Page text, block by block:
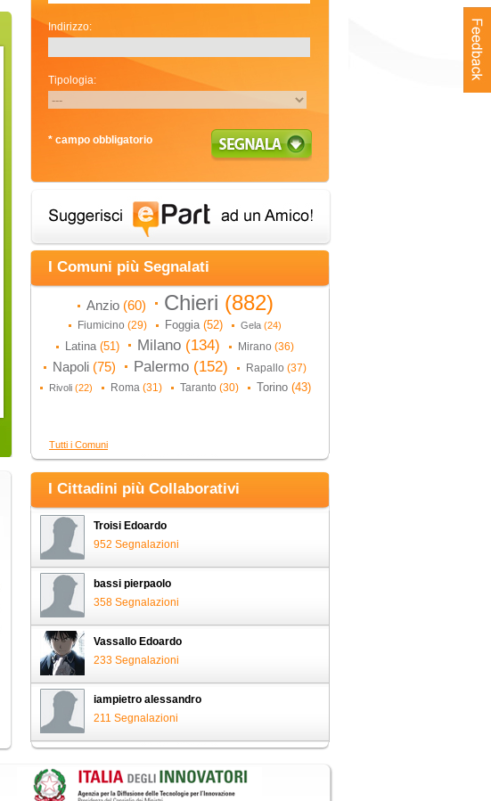
Indirizzo:
Tipologia:
* campo obbligatorio
I Comuni più Segnalati
Anzio (60) Chieri (882)
Fiumicino (29) Foggia (52) Gela (24)
Latina (51) Milano (134) Mirano (36)
Napoli (75) Palermo (152) Rapallo (37)
Rivoli (22) Roma (31) Taranto (30) Torino (43)
Tutti i Comuni
I Cittadini più Collaborativi
Troisi Edoardo
952 Segnalazioni
bassi pierpaolo
358 Segnalazioni
Vassallo Edoardo
233 Segnalazioni
iampietro alessandro
211 Segnalazioni